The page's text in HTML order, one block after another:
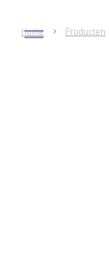
Home Producten